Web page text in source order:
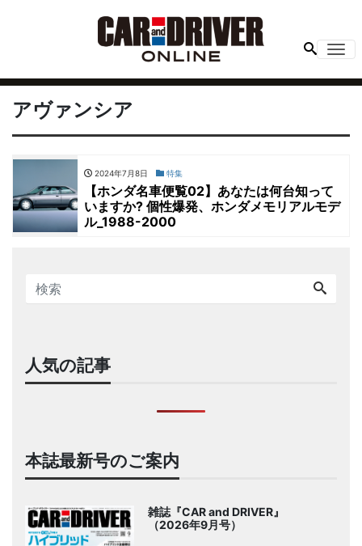
アヴァンシア
2024年7月8日 特集
【ホンダ名車便覧02】あなたは何台知って
いますか? 個性爆発、ホンダメモリアルモデ
ル_1988-2000
人気の記事
本誌最新号のご案内
雑誌『CAR and DRIVER』
（2026年9月号）